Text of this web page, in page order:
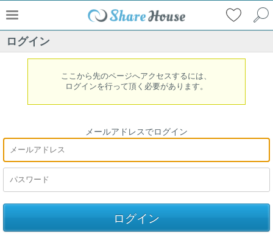
ログイン
ここから先のページへアクセスするには、
ログインを行って頂く必要があります。
メールアドレスでログイン